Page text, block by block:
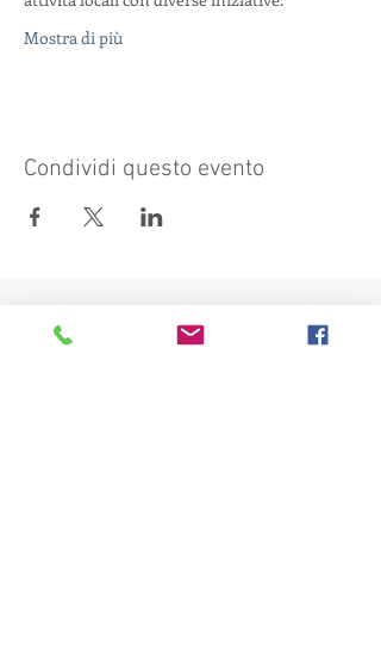
Mostra di più
Condividi questo evento